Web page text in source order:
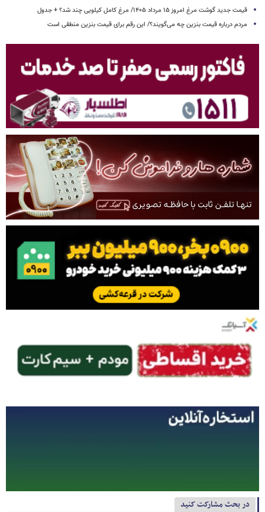
قیمت جدید گوشت مرغ امروز ۱۵ مرداد ۱۴۰۵/ مرغ کامل کیلویی چند شد؟ + جدول
مردم درباره قیمت بنزین چه می‌گویند؟/ این رقم برای قیمت بنزین منطقی است
در بحث مشارکت کنید